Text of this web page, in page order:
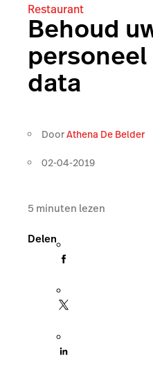
Restaurant
Behoud
data
DoorAthena De Belder
02-04-2019
5 minuten lezen
Delen